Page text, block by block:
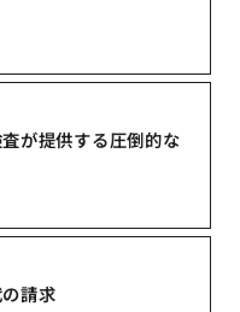
が提供する圧倒的な
請求